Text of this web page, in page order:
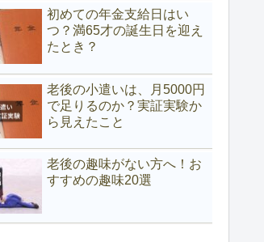
初めての年金支給日はい
つ？満65才の誕生日を迎え
たとき？
老後の小遣いは、月5000円
で足りるのか？実証実験か
ら見えたこと
老後の趣味がない方へ！お
すすめの趣味20選